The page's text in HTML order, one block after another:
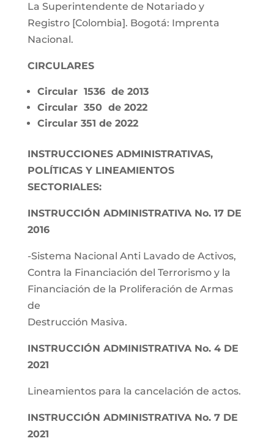
La Superintendente de Notariado y
Registro [Colombia]. Bogotá: Imprenta
Nacional.
CIRCULARES
Circular 1536 de 2013
Circular 350 de 2022
Circular 351 de 2022
INSTRUCCIONES ADMINISTRATIVAS,
POLÍTICAS Y LINEAMIENTOS
SECTORIALES:
INSTRUCCIÓN ADMINISTRATIVA No. 17 DE
2016
-Sistema Nacional Anti Lavado de Activos,
Contra la Financiación del Terrorismo y la
Financiación de la Proliferación de Armas
de
Destrucción Masiva.
INSTRUCCIÓN ADMINISTRATIVA No. 4 DE
2021
Lineamientos para la cancelación de actos.
INSTRUCCIÓN ADMINISTRATIVA No. 7 DE
2021